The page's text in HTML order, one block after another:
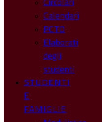
Calendari
PCTO
Elaborati
degli
studenti
STUDENTI
E
FAMIGLIE